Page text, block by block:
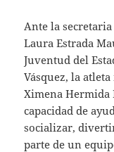
Ante la
Laura Estrada
Juventud del
Vásquez, la
Ximena Hermida
capacidad de
socializar,
parte de un